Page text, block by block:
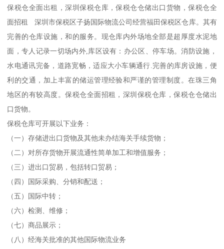
保税仓全面出租，深圳保税仓库，保税仓仓储出口货物，保税仓全
面招租 深圳市保税区子扬国际物流公司经营福田保税区仓库。其有
完善的仓库设施，和的服务。现仓库内外场地全部是超厚度水泥地
面，专人记录一切场内外,库区设有：办公区、停车场。消防设施，
水电通讯完备，道路宽畅，适应大小车辆通行.完善的库房设施，便
利的交通，加上丰富的储运管理经验和严谨的管理制度。在珠三角
地区的有较高度。保税仓全面招租，深圳保税仓库，保税仓仓储出
口货物。
保税仓库可开展以下业务：
（一）存储进出口货物及其他未办结海关手续货物；
（二）对所存货物开展流通性简单加工和增值服务；
（三）进出口贸易，包括转口贸易；
（四）国际采购、分销和配送；
（五）国际中转；
（六）检测、维修；
（七）商品展示；
（八）经海关批准的其他国际物流业务